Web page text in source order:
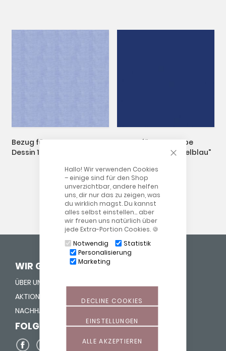
CLOSE
Hallo! Wir verwenden Cookies
– einige sind für den Shop
unverzichtbar, andere helfen
uns, dir nur das zu zeigen, was
du wirklich magst. Du kannst
alles selbst einstellen… aber
wir freuen uns natürlich über
jede Extra-Portion Cookies. 🍪
Notwendig
Statistik
Personalisierung
Marketing
ALLE AKZEPTIEREN
EINSTELLUNGEN
DECLINE COOKIES
Bezug für Armrampe
Dessin 25 "Uni Dunkelblau"
Bezug für Armrampe
Dessin 16 "Chambray"
WIR GEBEN LEBEN HALT
ÜBER UNS
AKTION "NASE REIN"
NACHHALTIGKEIT
FOLGE UNS AUF